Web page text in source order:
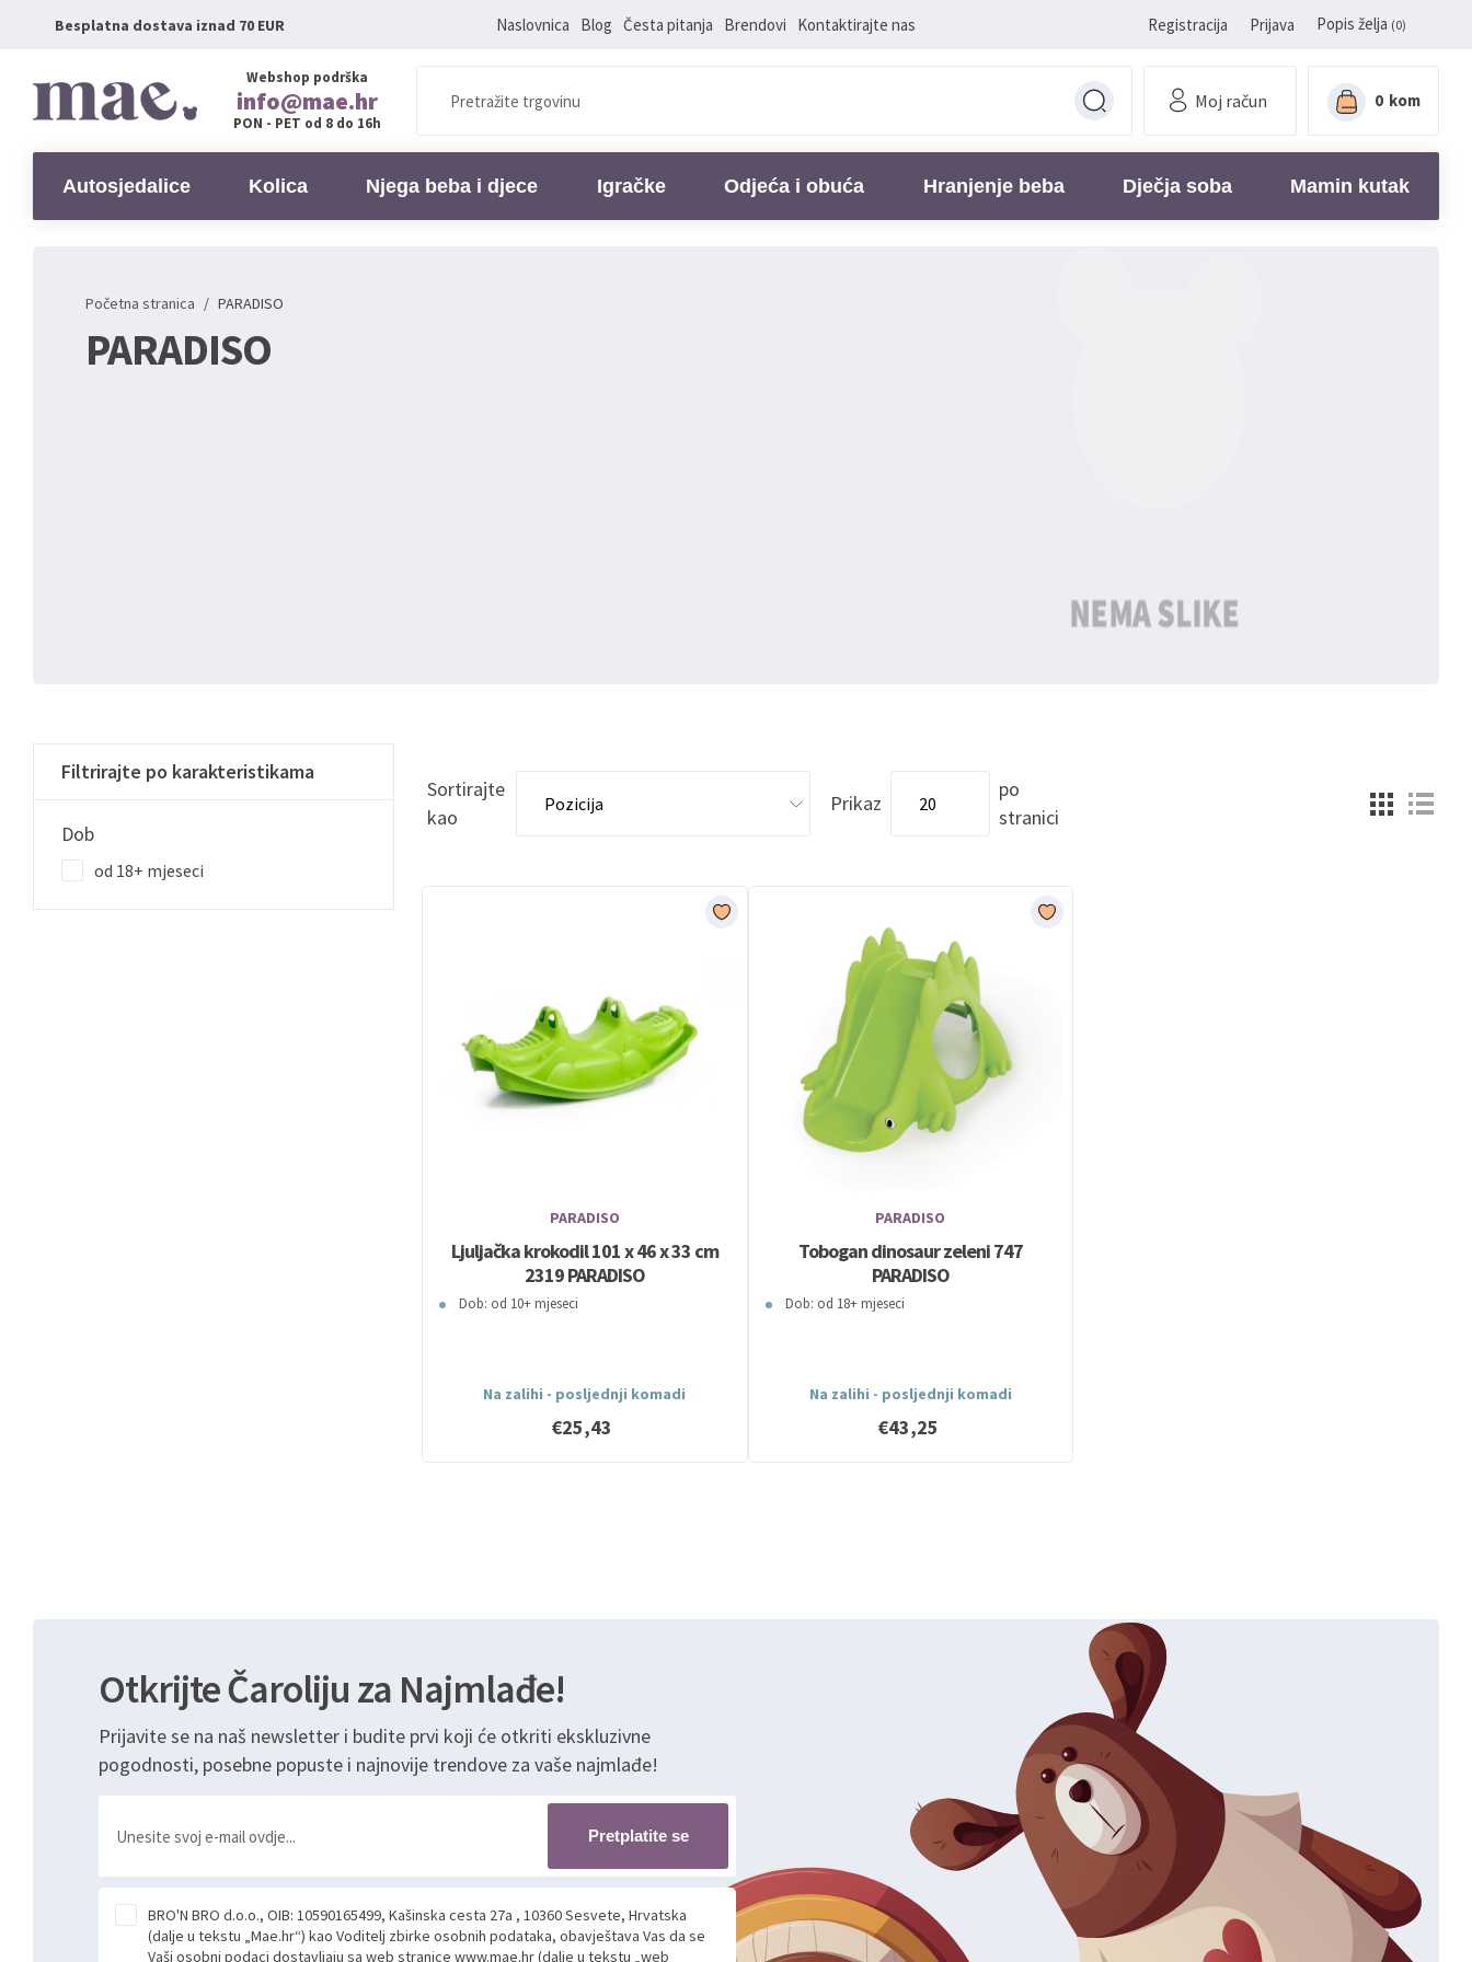
Besplatna dostava iznad 70 EUR Naslovnica Blog Česta pitanja Brendovi Kontaktirajte nas Registracija Prijava Popis želja (0)
Webshop podrška
info@mae.hr
PON - PET od 8 do 16h
Moj račun 0 kom
Autosjedalice Kolica Njega beba i djece Igračke Odjeća i obuća Hranjenje beba Dječja soba Mamin kutak
Početna stranica / PARADISO
PARADISO
Filtrirajte po karakteristikama
Dob
od 18+ mjeseci
Sortirajte
kao
Prikaz
po
stranici
PARADISO
Ljuljačka krokodil 101 x 46 x 33 cm
2319 PARADISO
Dob: od 10+ mjeseci
Na zalihi - posljednji komadi
€25,43
PARADISO
Tobogan dinosaur zeleni 747
PARADISO
Dob: od 18+ mjeseci
Na zalihi - posljednji komadi
€43,25
Otkrijte Čaroliju za Najmlađe!
Prijavite se na naš newsletter i budite prvi koji će otkriti ekskluzivne
pogodnosti, posebne popuste i najnovije trendove za vaše najmlađe!
Pretplatite se
BRO'N BRO d.o.o., OIB: 10590165499, Kašinska cesta 27a , 10360 Sesvete, Hrvatska
(dalje u tekstu „Mae.hr“) kao Voditelj zbirke osobnih podataka, obavještava Vas da se
Vaši osobni podaci dostavljaju sa web stranice www.mae.hr (dalje u tekstu „web